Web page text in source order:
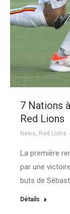
7 Nations
Red Lions
News Red Lions
La première
par une
buts de
Détails